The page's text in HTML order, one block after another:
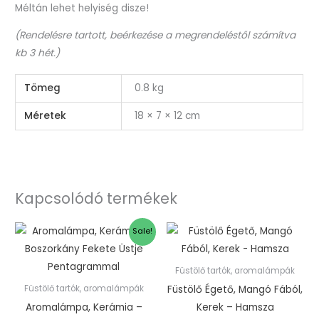
Méltán lehet helyiség disze!
(Rendelésre tartott, beérkezése a megrendeléstől számítva
kb 3 hét.)
Tömeg 0.8 kg
Méretek 18 × 7 × 12 cm
Kapcsolódó termékek
Sale!
Füstölő tartók, aromalámpák
Aromalámpa, Kerámia –
Original
price
was:
4.070Ft.
Current
price
is:
3.726Ft.
Füstölő tartók, aromalámpák
Füstölő Égető, Mangó Fából,
Kerek – Hamsza